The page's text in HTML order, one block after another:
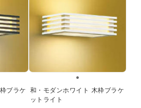
ブラケ
和・モダンホワイト 木枠ブラケ
ットライト